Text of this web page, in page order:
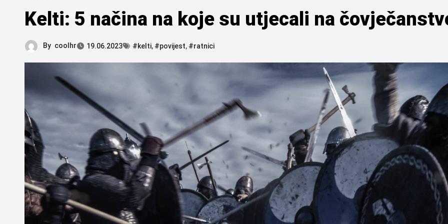
Kelti: 5 načina na koje su utjecali na
By coolhr 19.06.2023 #kelti, #povijest, #ratnici